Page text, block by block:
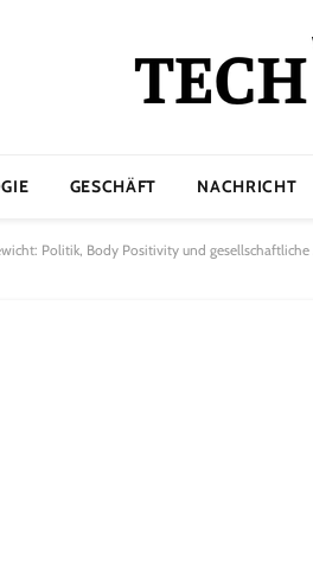
GESCHÄFT NACHRICHT
Politik, Body Positivity und